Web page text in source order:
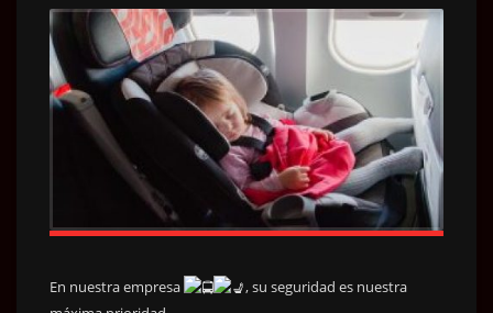
En nuestra empresa
, su seguridad es nuestra